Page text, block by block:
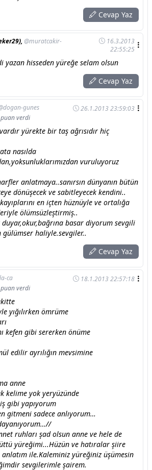
Cevap Yaz
@muratcakir-
16.3.2013
22:55:25
yazan hisseden yüreğe selam olsun
Cevap Yaz
gunes
26.1.2013 23:59:03
verdi
yürekte bir taş ağrısıdır hiç
nasılda
vuruluyoruz
anlatmaya..sanırsın dünyanın bütün
dönüşecek ve sabitleyecek kendini..
en içten hüznüyle ve ortalığa
ölümsüzleştirmiş..
basar diyorum sevgili
gülümser haliyle.sevgiler..
Cevap Yaz
ca
18.1.2013 22:57:18
verdi
yığılırken ömrüme
kefen gibi sererken önüme
edilir ayrılığın mevsimine
anne
kelime yok yeryüzünde
gibi yapıyorum
gitmeni sadece anlıyorum…
ruhları şad olsun anne ve hele de
yüreğimi...Hüzün ve hatıralar şiire
anlatım ile.Kaleminiz yüreğiniz üşümesin
sevgilerimle şairem.